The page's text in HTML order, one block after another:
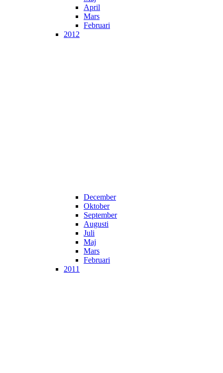
April
Mars
Februari
2012
December
Oktober
September
Augusti
Juli
Maj
Mars
Februari
2011